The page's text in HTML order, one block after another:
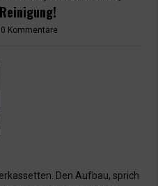
0 Kommentare
Den Aufbau, sprich